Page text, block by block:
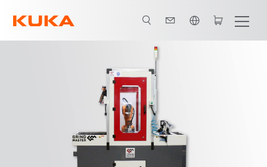
所有系统合作伙伴